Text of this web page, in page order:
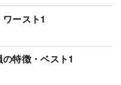
ースト1
特徴・ベスト1